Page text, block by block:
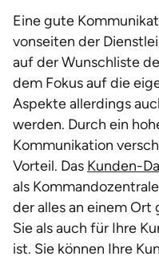
Eine gute
vonseiten der
auf der Wunschliste
dem Fokus auf die
Aspekte allerdings
werden. Durch ein
Kommunikation
Vorteil. Das Kunden-
als
der alles an einem
Sie als auch für Ihre
ist. Sie können Ihre